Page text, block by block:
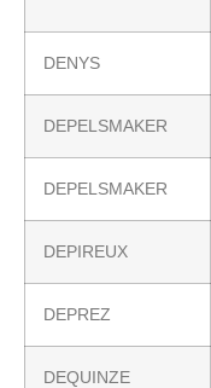
DENYS
DEPELSMAKER
DEPELSMAKER
DEPIREUX
DEPREZ
DEQUINZE